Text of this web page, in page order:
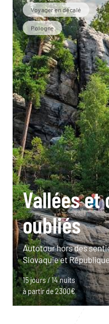
Voyager en décalé
Pologne
Vallées et
oubliés
Autotour hors des
Slovaquie et
15 jours / 14 nuits
à partir de 2300€